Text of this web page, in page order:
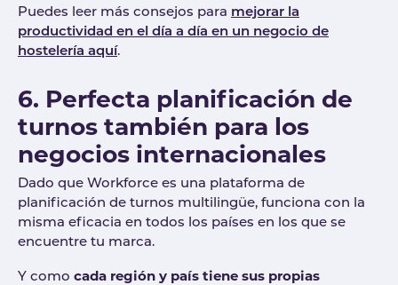
Puedes leer más consejos para mejorar la
productividad en el día a día en un negocio de
hostelería aquí.
6. Perfecta planificación de
turnos también para los
negocios internacionales
Dado que Workforce es una plataforma de
planificación de turnos multilingüe, funciona con la
misma eficacia en todos los países en los que se
encuentre tu marca.
Y como cada región y país tiene sus propias